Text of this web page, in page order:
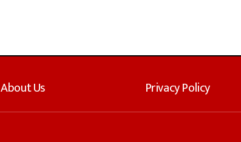
About Us Privacy Policy